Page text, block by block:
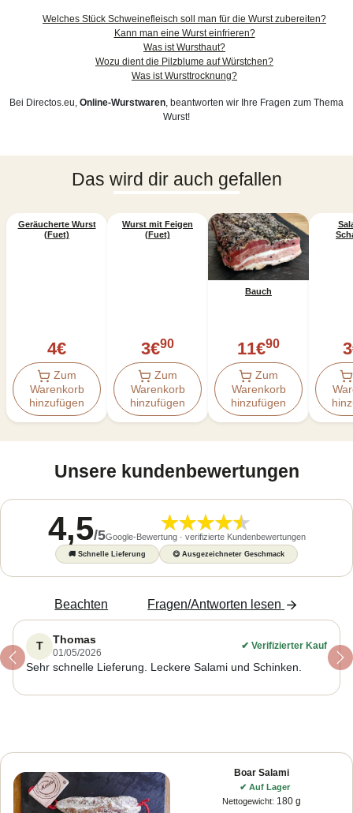
Welches Stück Schweinefleisch soll man für die Wurst zubereiten?
Kann man eine Wurst einfrieren?
Was ist Wursthaut?
Wozu dient die Pilzblume auf Würstchen?
Was ist Wursttrocknung?
Bei Directos.eu, Online-Wurstwaren, beantworten wir Ihre Fragen zum Thema
Wurst!
Das wird dir auch gefallen
Geräucherte Wurst
(Fuet)
4€
Zum
Warenkorb
hinzufügen
Wurst mit Feigen
(Fuet)
3€90
Zum
Warenkorb
hinzufügen
Bauch
11€90
Zum
Warenkorb
hinzufügen
3
Unsere kundenbewertungen
4,5/5Google-Bewertung · verifizierte Kundenbewertungen
🚚 Schnelle Lieferung 😋Ausgezeichneter Geschmack
Beachten Fragen/Antworten lesen
T
Thomas
01/05/2026
✔ Verifizierter Kauf
Sehr schnelle Lieferung. Leckere Salami und Schinken.
Previous
Boar Salami
✔ Auf Lager
Nettogewicht: 180 g